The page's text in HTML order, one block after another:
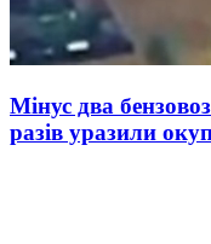
Мінус два
разів уразили